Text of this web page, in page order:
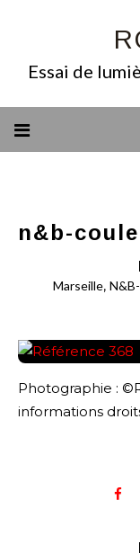
Essai de
n&b-
Marseille,
Photographie :
informations